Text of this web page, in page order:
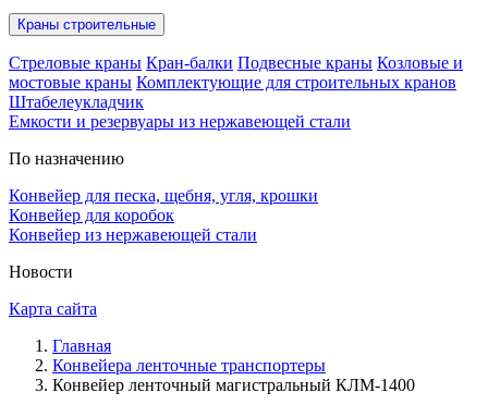
Краны строительные
Стреловые краны Кран-балки Подвесные краны Козловые и
мостовые краны Комплектующие для строительных кранов
Штабелеукладчик
Емкости и резервуары из нержавеющей стали
По назначению
Конвейер для песка, щебня, угля, крошки
Конвейер для коробок
Конвейер из нержавеющей стали
Новости
Карта сайта
Главная
Конвейера ленточные транспортеры
Конвейер ленточный магистральный КЛМ-1400